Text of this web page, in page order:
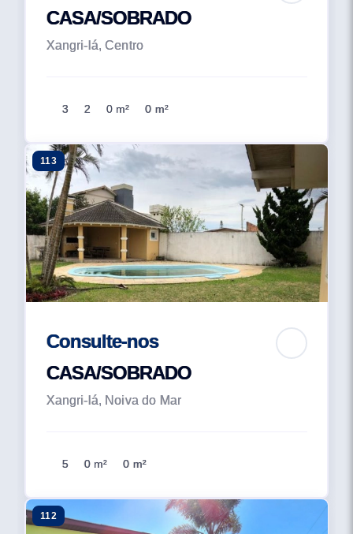
CASA/SOBRADO
Xangri-lá, Centro
3 2 0 m² 0 m²
113
Consulte-nos
CASA/SOBRADO
Xangri-lá, Noiva do Mar
5 0 m² 0 m²
112